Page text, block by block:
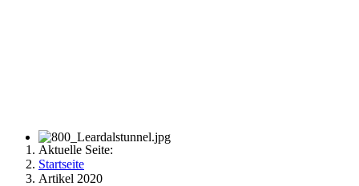
Aktuelle Seite:
Startseite
Artikel 2020